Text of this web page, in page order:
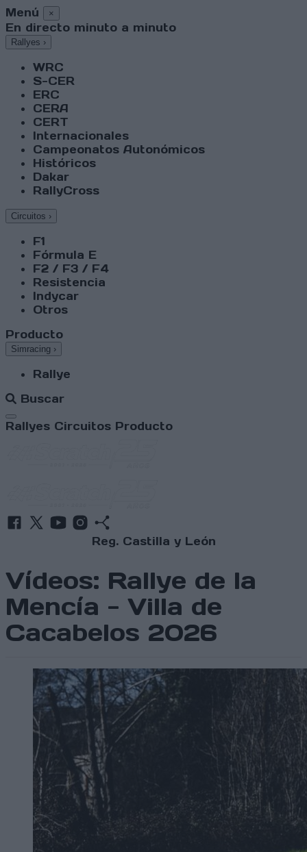
Menú ×
En directo minuto a minuto
Rallyes ›
WRC
S-CER
ERC
CERA
CERT
Internacionales
Campeonatos Autonómicos
Históricos
Dakar
RallyCross
Circuitos ›
F1
Fórmula E
F2 / F3 / F4
Resistencia
Indycar
Otros
Producto
Simracing ›
Rallye
Buscar
Abrir menú
Rallyes Circuitos Producto
Reg. Castilla y León
Vídeos: Rallye de la
Mencía - Villa de
Cacabelos 2026